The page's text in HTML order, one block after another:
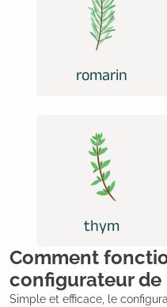
romarin
thym
Comment
configurateur de
Simple et efficace, le